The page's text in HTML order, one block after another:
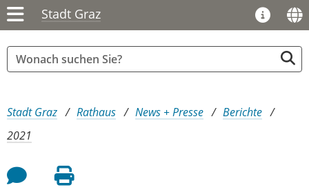
Stadt Graz
Sie sind hier:
Stadt Graz Rathaus News + Presse
Berichte
2021
Feedback an Autor
Seite drucken